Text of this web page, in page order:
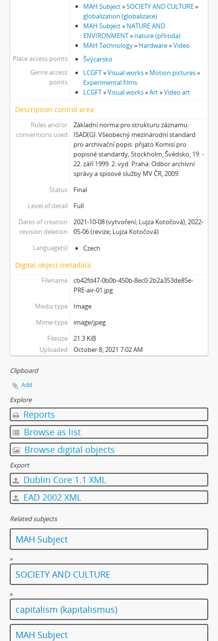
MAH Subject»SOCIETY AND CULTURE»
globalization (globalizace)
MAH Subject» NATURE AND
ENVIRONMENT» nature (příroda)
MAH Technology» Hardware»Video
Place access points
Švýcarsko
Genre access
points
LCGFT»Visual works» Motion pictures»
Experimental films
LCGFT»Visual works»Art»Video art
Description control area
Rules and/or
conventions used
Základní norma pro strukturu záznamu:
ISAD(G): Všeobecný mezinárodní standard
pro archivační popis: přijato Komisí pro
popisné standardy, Stockholm, Švédsko, 19. -
22. září 1999. 2. vyd. Praha: Odbor archivní
správy a spisové služby MV ČR, 2009.
Status
Final
Level of detail
Full
Dates of creation
revision deletion
2021-10-08 (vytvoření; Lujza Kotočová), 2022-
05-06 (revize; Lujza Kotočová)
Language(s)
Czech
Digital object metadata
Filename
cb42fd47-0b0b-450b-8ec0-2b2a353de85e-
PRE-air-01.jpg
Media type
Image
Mime-type
image/jpeg
Filesize
21.3 KiB
Uploaded
October 8, 2021 7:02 AM
Clipboard
Add
Explore
Reports
Browse as list
Browse digital objects
Export
Dublin Core 1.1 XML
EAD 2002 XML
Related subjects
MAH Subject
»
SOCIETY AND CULTURE
»
capitalism (kapitalismus)
MAH Subject